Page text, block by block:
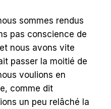
sommes rendus
pas conscience de
nous avons vite
passer la moitié de
voulions en
comme dit
un peu relâché la